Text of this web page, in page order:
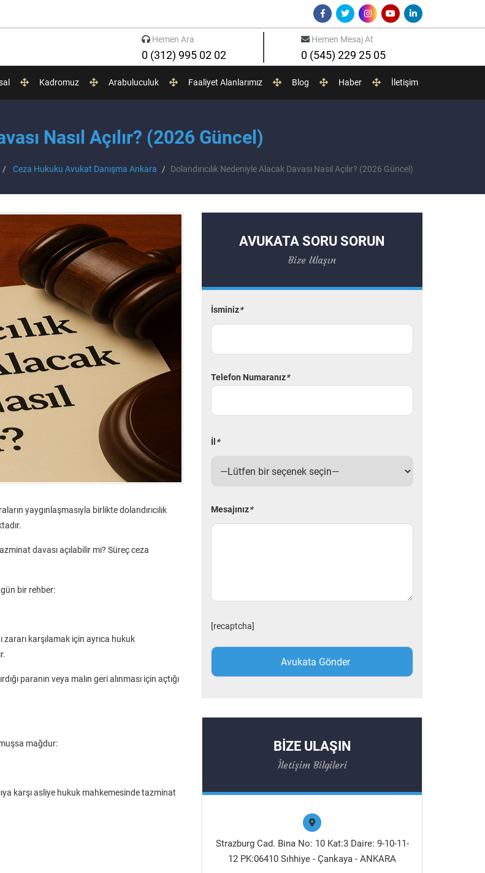
Hemen Ara
0 (312) 995 02 02
Hemen Mesaj At
0 (545) 229 25 05
Kadromuz Arabuluculuk Faaliyet Alanlarımız Blog Haber İletişim
Nasıl Açılır? (2026 Güncel)
Ceza Hukuku Avukat Danışma Ankara Dolandırıcılık Nedeniyle Alacak Davası Nasıl Açılır? (2026 Güncel)
yaygınlaşmasıyla birlikte dolandırıcılık
davası açılabilir mi? Süreç ceza
bir rehber:
zararı karşılamak için ayrıca hukuk
paranın veya malın geri alınması için açtığı
mağdur:
karşı asliye hukuk mahkemesinde tazminat
AVUKATA SORU SORUN
Bize Ulaşın
İsminiz*
Telefon Numaranız*
İl *
Mesajınız*
[recaptcha]
BİZE ULAŞIN
İletişim Bilgileri
Strazburg Cad. Bina No: 10 Kat:3 Daire: 9-10-11-
12 PK:06410 Sıhhiye - Çankaya - ANKARA